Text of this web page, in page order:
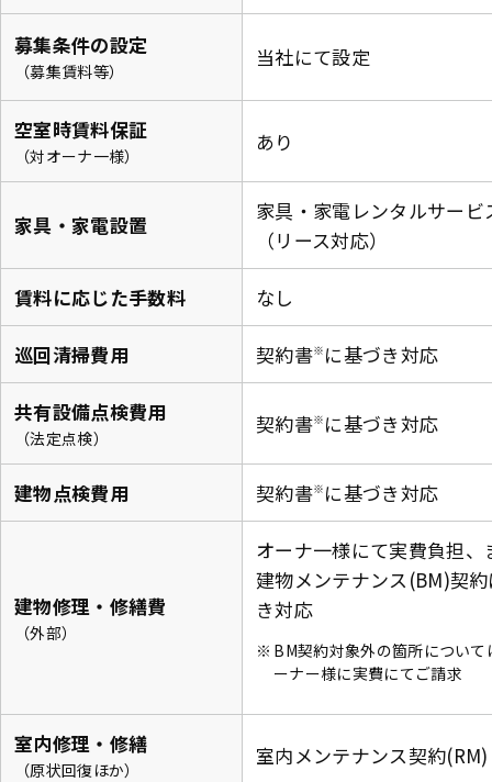
募集条件の設定
（募集賃料等）
当社にて設定
空室時賃料保証
（対オーナ一様）
あり
家具・家電設置
家具・家電レンタルサービ
（リース対応）
賃料に応じた手数料 なし
巡回清掃費用 契約書※ に基づき対応
共有設備点検費用
（法定点検）
契約書※ に基づき対応
建物点検費用 契約書※ に基づき対応
建物修理・修繕費
（外部）
オーナ一様にて実費負担、
建物メンテナンス(BM)契
き対応
※ BM契約対象外の箇所について
ーナー様に実費にてご請求
室内修理・修繕
（原状回復ほか）
室内メンテナンス契約(RM)